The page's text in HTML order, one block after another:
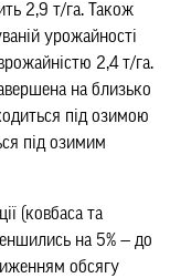
2,9 т/га. Також
урожайності
2,4 т/га.
на близько
під озимою
під озимим
(ковбаса та
на 5% — до
обсягу